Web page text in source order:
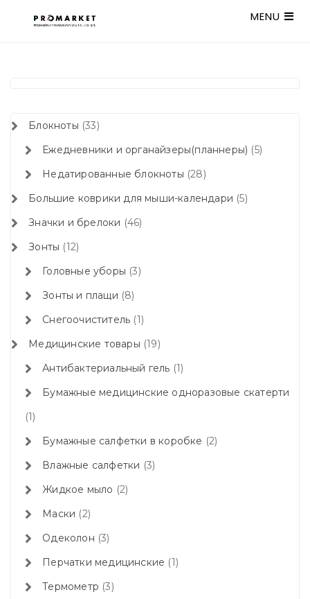
MENU
Блокноты 33
Ежедневники и органайзеры(планнеры)
5
Недатированные блокноты 28
Большие коврики для мыши-календари 5
Значки и брелоки
46
Зонты
12
Головные уборы 3
Зонты и плащи
8
Снегоочиститель 1
Медицинские товары 19
Антибактериальный гель 1
Бумажные медицинские одноразовые скатерти
1
Бумажные салфетки в коробке
2
Влажные салфетки
3
Жидкое мыло
2
Маски
2
Одеколон 3
Перчатки медицинские
1
Термометр 3